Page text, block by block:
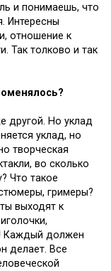
и понимаешь, что
Интересны
отношение к
Так толково и так
другой. Но уклад
уклад, но
творческая
во сколько
Что такое
гримеры?
выходят к
Каждый должен
делает. Все